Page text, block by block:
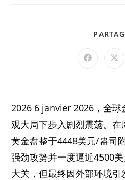
2026 6 janvier 2026，全球
观大局下步入剧烈震荡。
黄金盘整于4448美元/盎司
强劲攻势并一度逼近4500
大关，但最终因外部环境